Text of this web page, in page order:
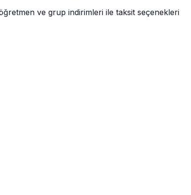
ve grup indirimleri ile taksit seçenekleri